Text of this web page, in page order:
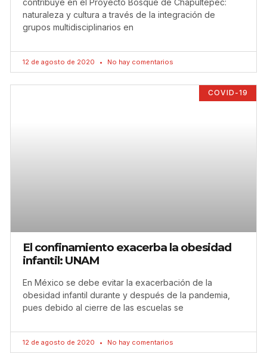
contribuye en el Proyecto Bosque de Chapultepec:
naturaleza y cultura a través de la integración de
grupos multidisciplinarios en
12 de agosto de 2020 No hay comentarios
COVID-19
El confinamiento exacerba la obesidad
infantil: UNAM
En México se debe evitar la exacerbación de la
obesidad infantil durante y después de la pandemia,
pues debido al cierre de las escuelas se
12 de agosto de 2020 No hay comentarios